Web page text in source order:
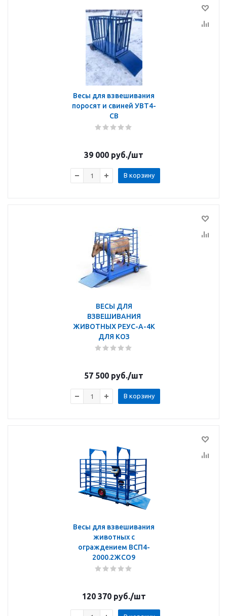
Весы для взвешивания
поросят и свиней УВТ4-
СВ
39 000 руб./шт
В корзину
ВЕСЫ ДЛЯ
ВЗВЕШИВАНИЯ
ЖИВОТНЫХ РЕУС-А-4К
ДЛЯ КОЗ
57 500 руб./шт
В корзину
Весы для взвешивания
животных с
ограждением ВСП4-
2000.2ЖСО9
120 370руб./шт